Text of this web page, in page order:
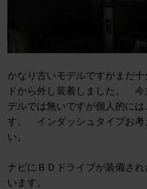
かなり古いモデルですがまだ
ドから外し装着しました。
デルでは無いですが個人的に
す。 インダッシュタイプお考
い。
ナビにＢＤドライブが装備さ
います。